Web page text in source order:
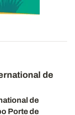
de
de
Porte de